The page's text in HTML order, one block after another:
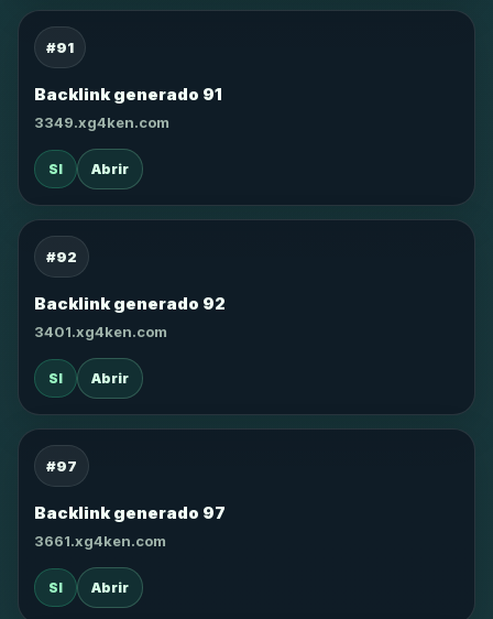
#91
Backlink generado 91
3349.xg4ken.com
SI Abrir
#92
Backlink generado 92
3401.xg4ken.com
SI Abrir
#97
Backlink generado 97
3661.xg4ken.com
SI Abrir